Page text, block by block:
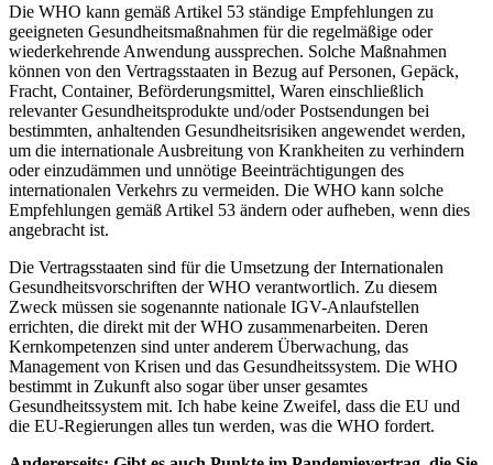
Die WHO kann gemäß Artikel 53 ständige Empfehlungen zu
geeigneten Gesundheitsmaßnahmen für die regelmäßige oder
wiederkehrende Anwendung aussprechen. Solche Maßnahmen
können von den Vertragsstaaten in Bezug auf Personen, Gepäck,
Fracht, Container, Beförderungsmittel, Waren einschließlich
relevanter Gesundheitsprodukte und/oder Postsendungen bei
bestimmten, anhaltenden Gesundheitsrisiken angewendet werden,
um die internationale Ausbreitung von Krankheiten zu verhindern
oder einzudämmen und unnötige Beeinträchtigungen des
internationalen Verkehrs zu vermeiden. Die WHO kann solche
Empfehlungen gemäß Artikel 53 ändern oder aufheben, wenn dies
angebracht ist.
Die Vertragsstaaten sind für die Umsetzung der Internationalen
Gesundheitsvorschriften der WHO verantwortlich. Zu diesem
Zweck müssen sie sogenannte nationale IGV-Anlaufstellen
errichten, die direkt mit der WHO zusammenarbeiten. Deren
Kernkompetenzen sind unter anderem Überwachung, das
Management von Krisen und das Gesundheitssystem. Die WHO
bestimmt in Zukunft also sogar über unser gesamtes
Gesundheitssystem mit. Ich habe keine Zweifel, dass die EU und
die EU-Regierungen alles tun werden, was die WHO fordert.